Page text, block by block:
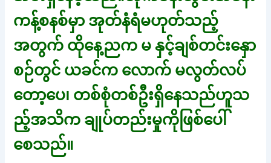
ကန့်စနစ်မှာ အုတ်နံရံမဟုတ်သည့်
အတွက် ထိုနေ့ညက မ နှင့်ချစ်တင်းနှော
စဉ်တွင် ယခင်က လောက် မလွတ်လပ်
တော့ပေ၊ တစ်စုံတစ်ဦးရှိနေသည်ဟူသ
ည့်အသိက ချုပ်တည်းမှုကိုဖြစ်ပေါ်
စေသည်။